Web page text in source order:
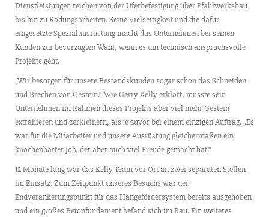
Dienstleistungen reichen von der Uferbefestigung über Pfahlwerksbau
bis hin zu Rodungsarbeiten. Seine Vielseitigkeit und die dafür
eingesetzte Spezialausrüstung macht das Unternehmen bei seinen
Kunden zur bevorzugten Wahl, wenn es um technisch anspruchsvolle
Projekte geht.
„Wir besorgen für unsere Bestandskunden sogar schon das Schneiden
und Brechen von Gestein.“ Wie Gerry Kelly erklärt, musste sein
Unternehmen im Rahmen dieses Projekts aber viel mehr Gestein
extrahieren und zerkleinern, als je zuvor bei einem einzigen Auftrag. „Es
war für die Mitarbeiter und unsere Ausrüstung gleichermaßen ein
knochenharter Job, der aber auch viel Freude gemacht hat.“
12 Monate lang war das Kelly-Team vor Ort an zwei separaten Stellen
im Einsatz. Zum Zeitpunkt unseres Besuchs war der
Endverankerungspunkt für das Hängefördersystem bereits ausgehoben
und ein großes Betonfundament befand sich im Bau. Ein weiteres